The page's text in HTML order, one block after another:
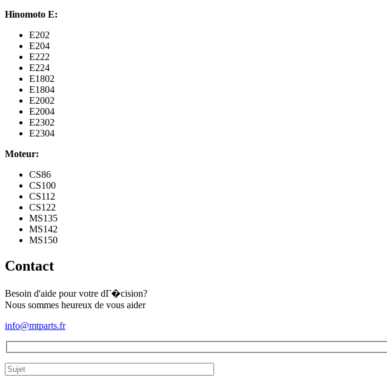
Hinomoto E:
E202
E204
E222
E224
E1802
E1804
E2002
E2004
E2302
E2304
Moteur:
CS86
CS100
CS112
CS122
MS135
MS142
MS150
Contact
Besoin d'aide pour votre dГ�cision?
Nous sommes heureux de vous aider
info@mtparts.fr